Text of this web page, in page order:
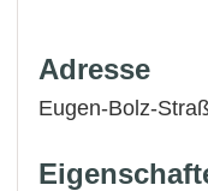
Adresse
Eugen-Bolz-